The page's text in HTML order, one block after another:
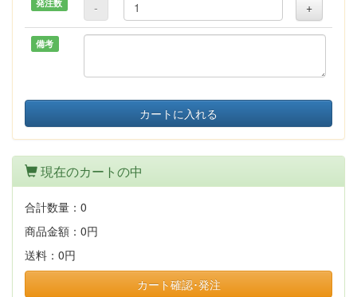
発注数 - +
備考
カートに入れる
現在のカートの中
合計数量： 0
商品金額： 0円
送料： 0円
カート確認･発注